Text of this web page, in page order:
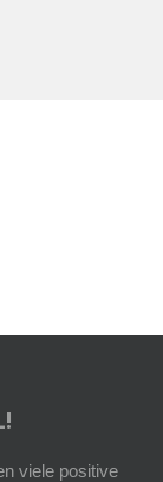
viele positive